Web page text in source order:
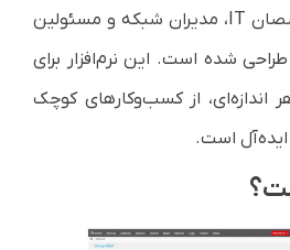
است. PRTG برای متخصصان IT، مدیران شبکه و مسئولین
شده است. این نرم‌افزار برای
اندازه‌ای، از کسب‌وکارهای کوچک
ایده‌آل است.